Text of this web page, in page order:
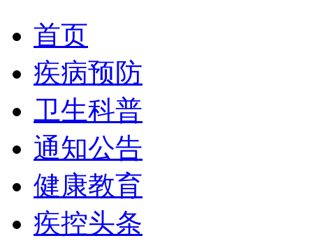
首页
疾病预防
卫生科普
通知公告
健康教育
疾控头条